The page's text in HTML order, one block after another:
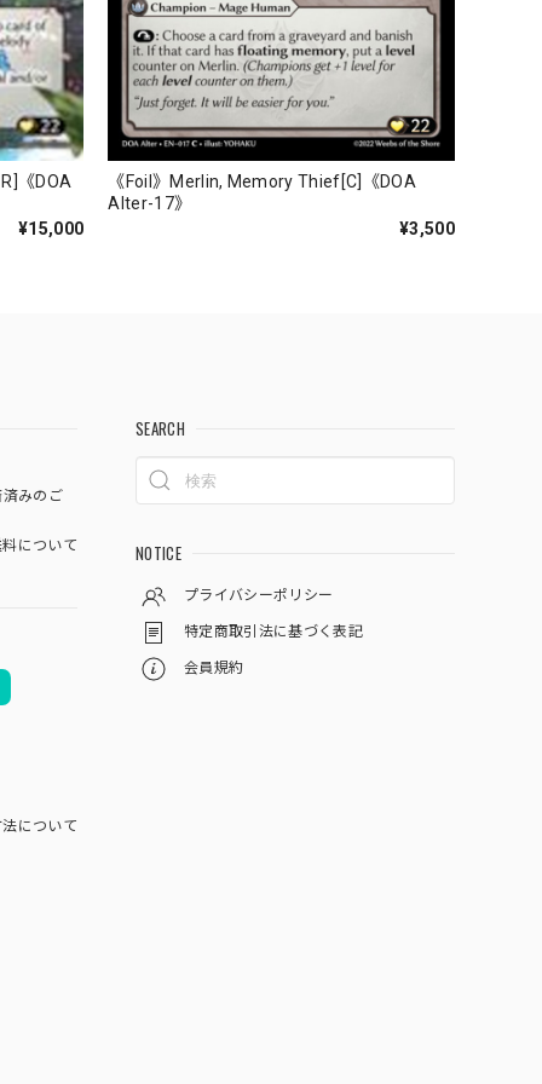
《DOA
¥15,000
《Foil》Merlin, Memory Thief[C]《DOA
Alter-17》
¥3,500
みのご
について
について
SEARCH
NOTICE
プライバシーポリシー
特定商取引法に基づく表記
会員規約